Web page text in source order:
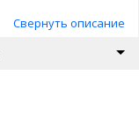
Свернуть описание